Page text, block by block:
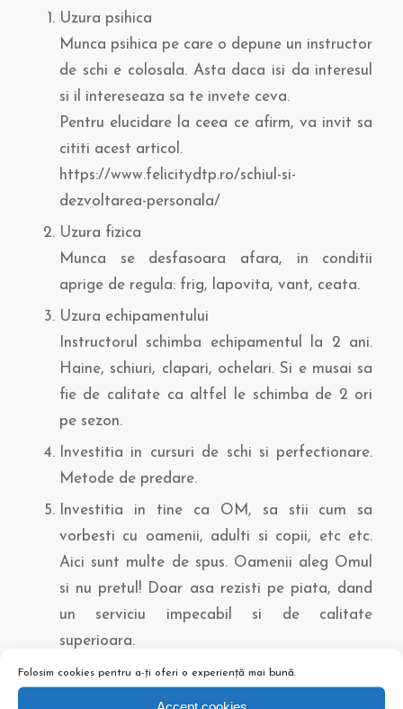
Folosim cookies pentru a-ți oferi o experiență mai bună.
Uzura psihica
Munca psihica pe care o depune un instructor
de schi e colosala. Asta daca isi da interesul
si il intereseaza sa te invete ceva.
Pentru elucidare la ceea ce afirm, va invit sa
cititi acest articol.
https://www.felicitydtp.ro/schiul-si-
dezvoltarea-personala/
Uzura fizica
Munca se desfasoara afara, in conditii
aprige de regula: frig, lapovita, vant, ceata.
Uzura echipamentului
Instructorul schimba echipamentul la 2 ani.
Haine, schiuri, clapari, ochelari. Si e musai sa
fie de calitate ca altfel le schimba de 2 ori
pe sezon.
Investitia in cursuri de schi si perfectionare.
Metode de predare.
Investitia in tine ca OM, sa stii cum sa
vorbesti cu oamenii, adulti si copii, etc etc.
Aici sunt multe de spus. Oamenii aleg Omul
si nu pretul! Doar asa rezisti pe piata, dand
un serviciu impecabil si de calitate
superioara.
Cheltuieli cu firma: site, promovare, foto,
contabil, taxe la stat, impozite.